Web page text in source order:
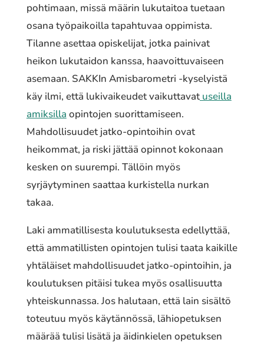
pohtimaan, missä määrin lukutaitoa tuetaan
osana työpaikoilla tapahtuvaa oppimista.
Tilanne asettaa opiskelijat, jotka painivat
heikon lukutaidon kanssa, haavoittuvaiseen
asemaan. SAKKIn Amisbarometri -kyselyistä
käy ilmi, että lukivaikeudet vaikuttavatuseilla
amiksilla opintojen suorittamiseen.
Mahdollisuudet jatko-opintoihin ovat
heikommat, ja riski jättää opinnot kokonaan
kesken on suurempi. Tällöin myös
syrjäytyminen saattaa kurkistella nurkan
takaa.
Laki ammatillisesta koulutuksesta edellyttää,
että ammatillisten opintojen tulisi taata kaikille
yhtäläiset mahdollisuudet jatko-opintoihin, ja
koulutuksen pitäisi tukea myös osallisuutta
yhteiskunnassa. Jos halutaan, että lain sisältö
toteutuu myös käytännössä, lähiopetuksen
määrää tulisi lisätä ja äidinkielen opetuksen